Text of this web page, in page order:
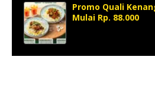
Promo Quali
Mulai Rp. 88.000